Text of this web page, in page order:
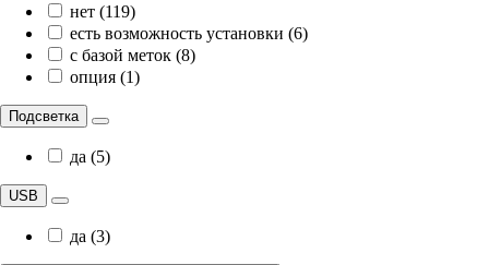
нет (119)
есть возможность установки (6)
с базой меток (8)
опция (1)
Подсветка
да (5)
USB
да (3)